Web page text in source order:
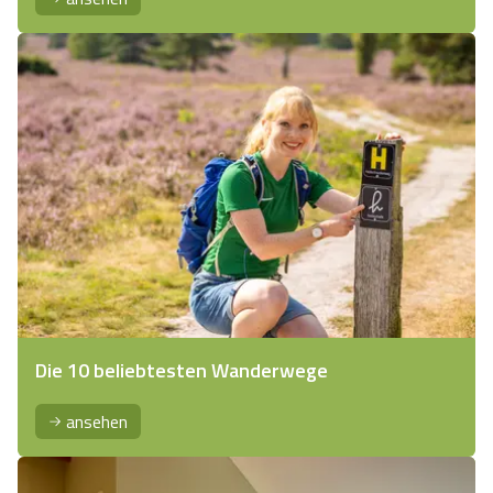
Die 10 beliebtesten Wanderwege
ansehen